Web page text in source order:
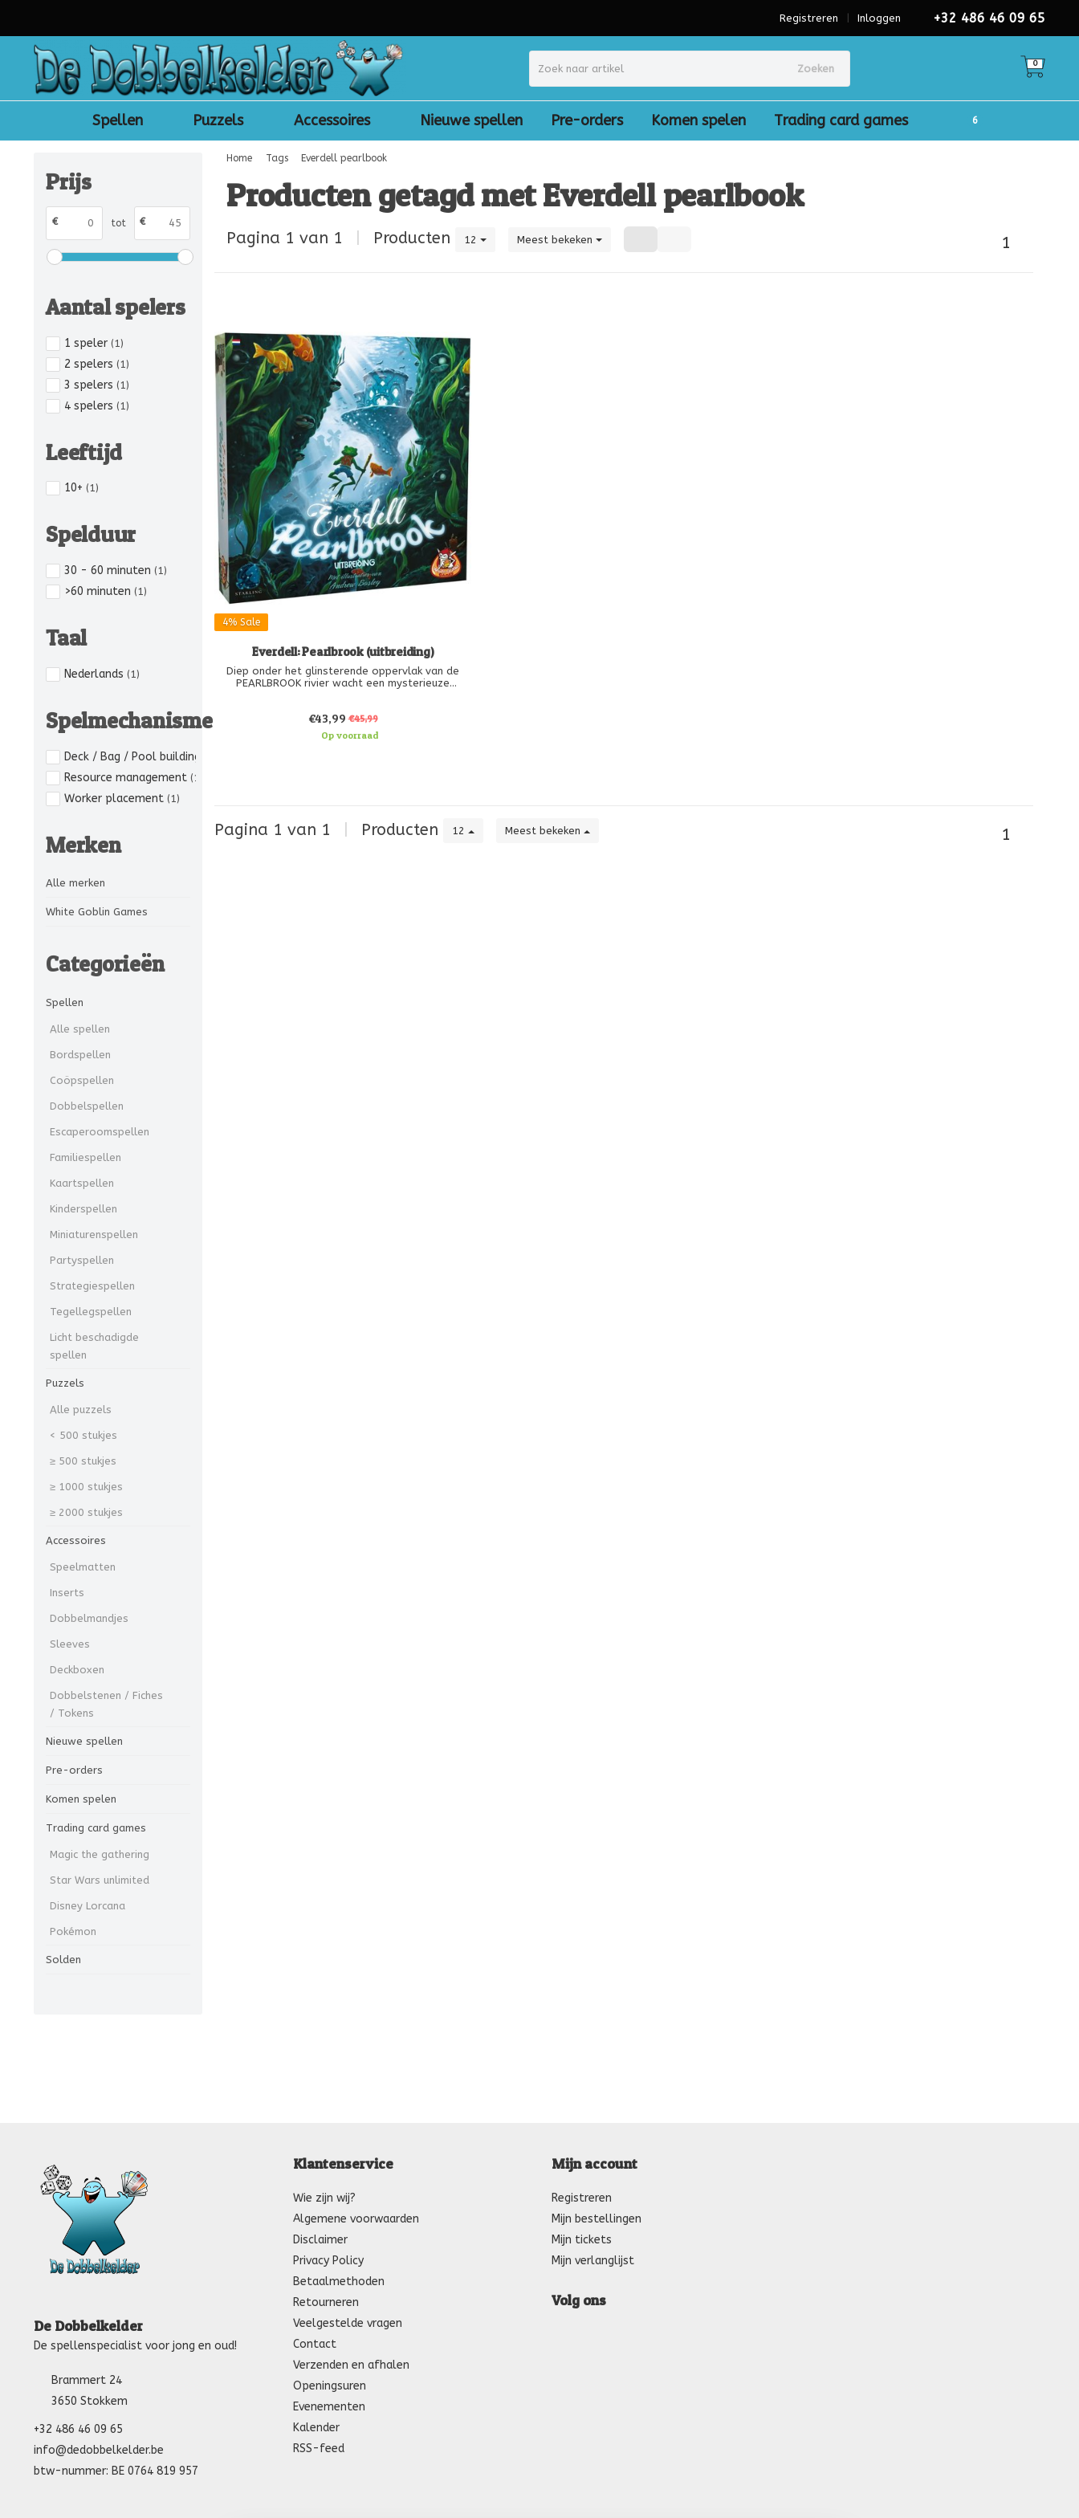
+32 486 46 09 65
Inloggen
Registreren
Zoeken 0
Spellen Puzzels Accessoires Nieuwe spellen Pre-orders Komen spelen Trading card games
Prijs
€ tot €
Aantal spelers
1 speler (1)
2 spelers (1)
3 spelers (1)
4 spelers (1)
Leeftijd
10+ (1)
Spelduur
30 - 60 minuten (1)
>60 minuten (1)
Taal
Nederlands (1)
Spelmechanisme
Deck / Bag / Pool building
Resource management (1)
Worker placement (1)
Merken
Alle merken
White Goblin Games
Categorieën
Spellen
Alle spellen
Bordspellen
Coöpspellen
Dobbelspellen
Escaperoomspellen
Familiespellen
Kaartspellen
Kinderspellen
Miniaturenspellen
Partyspellen
Strategiespellen
Tegellegspellen
Licht beschadigde
spellen
Puzzels
Alle puzzels
< 500 stukjes
≥ 500 stukjes
≥ 1000 stukjes
≥ 2000 stukjes
Accessoires
Speelmatten
Inserts
Dobbelmandjes
Sleeves
Deckboxen
Dobbelstenen / Fiches
/ Tokens
Nieuwe spellen
Pre-orders
Komen spelen
Trading card games
Magic the gathering
Star Wars unlimited
Disney Lorcana
Pokémon
Solden
Home Tags Everdell pearlbook
Producten getagd met Everdell pearlbook
Pagina 1 van 1 Producten 12 Meest bekeken 1
4% Sale
Everdell: Pearlbrook (uitbreiding)
Diep onder het glinsterende oppervlak van de
PEARLBROOK rivier wacht een mysterieuze
rivierbord. Je stuurt jouw ambassadeur naar de
rivier om nieuwe grondstoffen te v
€43,99 €45,99
Op voorraad
Pagina 1 van 1 Producten 12 Meest bekeken 1
De Dobbelkelder
De spellenspecialist voor jong en oud!
Brammert 24
3650 Stokkem
+32 486 46 09 65
info@dedobbelkelder.be
btw-nummer: BE 0764 819 957
Klantenservice
Wie zijn wij?
Algemene voorwaarden
Disclaimer
Privacy Policy
Betaalmethoden
Retourneren
Veelgestelde vragen
Contact
Verzenden en afhalen
Openingsuren
Evenementen
Kalender
RSS-feed
Mijn account
Registreren
Mijn bestellingen
Mijn tickets
Mijn verlanglijst
Volg ons